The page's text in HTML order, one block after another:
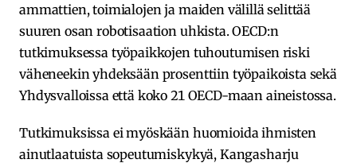
ammattien, toimialojen ja maiden välillä selittää
suuren osan robotisaation uhkista. OECD:n
tutkimuksessa työpaikkojen tuhoutumisen riski
väheneekin yhdeksään prosenttiin työpaikoista sekä
Yhdysvalloissa että koko 21 OECD-maan aineistossa.
Tutkimuksissa ei myöskään huomioida ihmisten
ainutlaatuista sopeutumiskykyä, Kangasharju